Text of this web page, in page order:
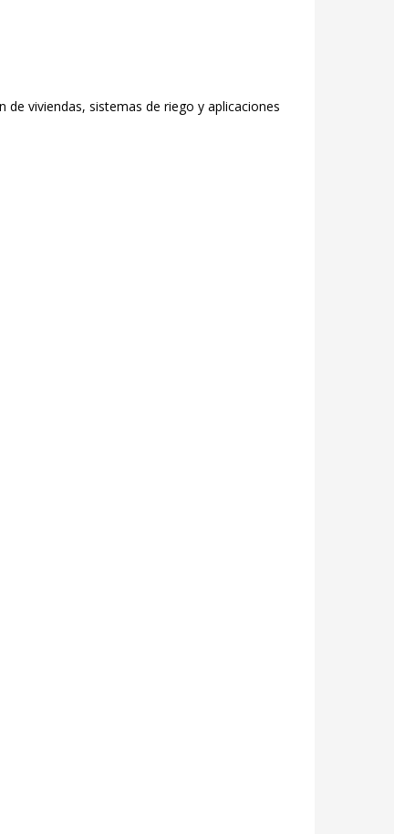
viviendas, sistemas de riego y aplicaciones